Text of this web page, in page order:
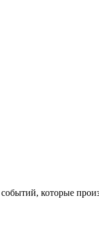
которые